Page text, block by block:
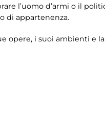
l’uomo d’armi o il
di appartenenza.
opere, i suoi ambienti e